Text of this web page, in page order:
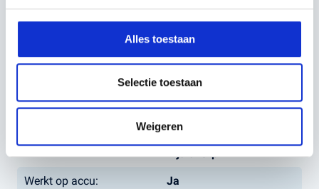
Alles toestaan
Selectie toestaan
Weigeren
Maaihoogte min-max
22-80mm
Aandrijving: Achterwiel
Opvangbak / Mulchen /
Zijuitworp
Werkt op accu: Ja